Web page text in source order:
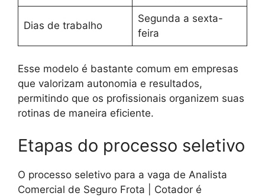
Dias de trabalho
Segunda a sexta-
feira
Esse modelo é bastante comum em empresas
que valorizam autonomia e resultados,
permitindo que os profissionais organizem suas
rotinas de maneira eficiente.
Etapas do processo seletivo
O processo seletivo para a vaga de Analista
Comercial de Seguro Frota | Cotador é